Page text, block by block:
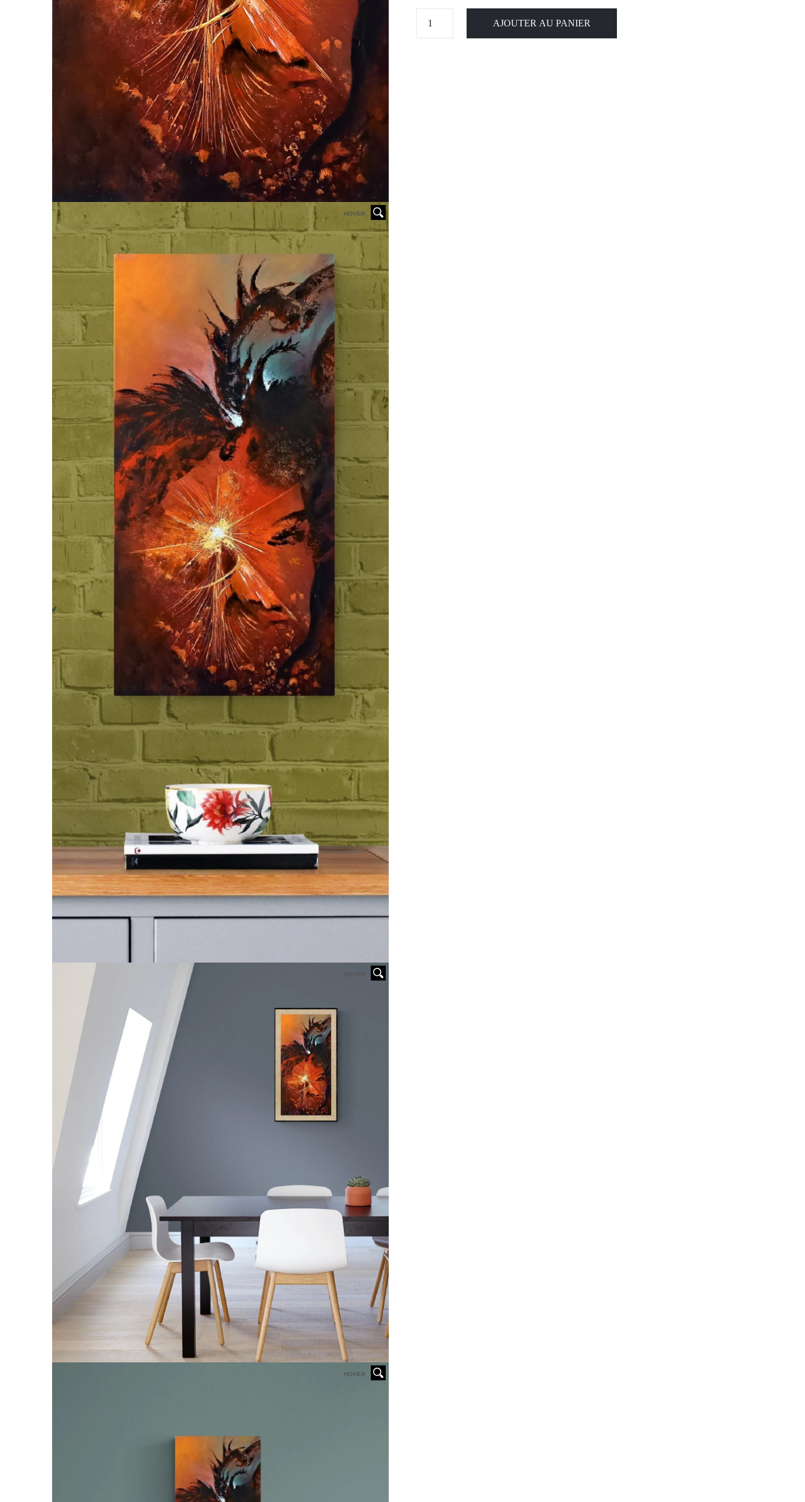
HOVER
HOVER
HOVER
AJOUTER AU PANIER